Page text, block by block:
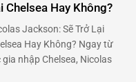
Chelsea Hay Không?
Jackson: Sẽ Trở Lại
Hay Không? Ngay từ
gia nhập Chelsea, Nicolas